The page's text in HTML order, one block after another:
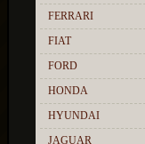
FERRARI
FIAT
FORD
HONDA
HYUNDAI
JAGUAR